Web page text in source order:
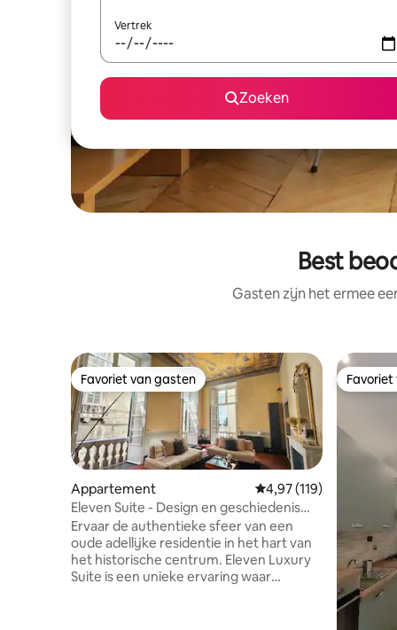
Vertrek
Zoeken
Best
Gasten zijn het ermee
Favoriet van gasten
Favoriet van gasten
Appartement Gemiddelde
4,97 (119)
Eleven Suite - Design en geschiedenis
Historisch centrum
Ervaar de authentieke sfeer van een
oude adellijke residentie in het hart van
het historische centrum. Eleven Luxury
Suite is een unieke ervaring waar